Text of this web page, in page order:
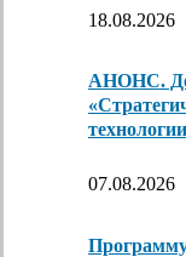
18.08.2026
АНОНС.
07.08.2026